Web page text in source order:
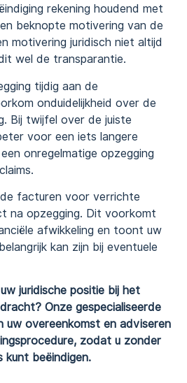
rekening houdend met
beknopte motivering van de
motivering juridisch niet altijd
wel de transparantie.
tijdig aan de
onduidelijkheid over de
Bij twijfel over de juiste
voor een iets langere
onregelmatige opzegging
facturen voor verrichte
na opzegging. Dit voorkomt
afwikkeling en toont uw
kan zijn bij eventuele
juridische positie bij het
Onze gespecialiseerde
uw overeenkomst en adviseren
zodat u zonder
kunt beëindigen.